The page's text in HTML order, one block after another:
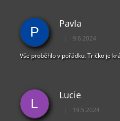
P
Pavla
Hodnocení obchodu
| 9.6.2024
Vše proběhlo v pořádku. Tričko je
L
Lucie
Hodnocení obchodu
| 19.5.2024